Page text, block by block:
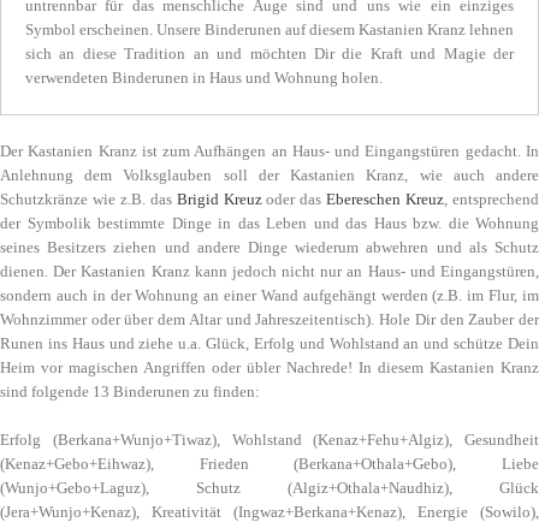
untrennbar für das menschliche Auge sind und uns wie ein einziges
Symbol erscheinen. Unsere Binderunen auf diesem Kastanien Kranz lehnen
sich an diese Tradition an und möchten Dir die Kraft und Magie der
verwendeten Binderunen in Haus und Wohnung holen.
Der Kastanien Kranz ist zum Aufhängen an Haus- und Eingangstüren gedacht. In
Anlehnung dem Volksglauben soll der Kastanien Kranz, wie auch andere
Schutzkränze wie z.B. das Brigid Kreuzoder dasEbereschen Kreuz, entsprechend
der Symbolik bestimmte Dinge in das Leben und das Haus bzw. die Wohnung
seines Besitzers ziehen und andere Dinge wiederum abwehren und als Schutz
dienen. Der Kastanien Kranz kann jedoch nicht nur an Haus- und Eingangstüren,
sondern auch in der Wohnung an einer Wand aufgehängt werden (z.B. im Flur, im
Wohnzimmer oder über dem Altar und Jahreszeitentisch). Hole Dir den Zauber der
Runen ins Haus und ziehe u.a. Glück, Erfolg und Wohlstand an und schütze Dein
Heim vor magischen Angriffen oder übler Nachrede! In diesem Kastanien Kranz
sind folgende 13 Binderunen zu finden:
Erfolg (Berkana+Wunjo+Tiwaz), Wohlstand (Kenaz+Fehu+Algiz), Gesundheit
(Kenaz+Gebo+Eihwaz), Frieden (Berkana+Othala+Gebo), Liebe
(Wunjo+Gebo+Laguz), Schutz (Algiz+Othala+Naudhiz), Glück
(Jera+Wunjo+Kenaz), Kreativität (Ingwaz+Berkana+Kenaz), Energie (Sowilo),